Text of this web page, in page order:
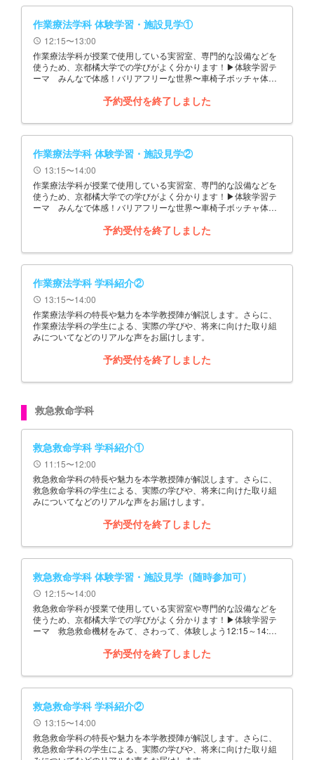
作業療法学科 体験学習・施設見学①
schedule 12:15〜13:00
作業療法学科が授業で使用している実習室、専門的な設備などを
使うため、京都橘大学での学びがよく分かります！▶体験学習テ
ーマ みんなで体感！バリアフリーな世界〜車椅子ボッチャ体験
予約受付を終了しました
作業療法学科 体験学習・施設見学②
schedule 13:15〜14:00
作業療法学科が授業で使用している実習室、専門的な設備などを
使うため、京都橘大学での学びがよく分かります！▶体験学習テ
ーマ みんなで体感！バリアフリーな世界〜車椅子ボッチャ体験
予約受付を終了しました
作業療法学科 学科紹介②
schedule 13:15〜14:00
作業療法学科の特長や魅力を本学教授陣が解説します。さらに、
作業療法学科の学生による、実際の学びや、将来に向けた取り組
みについてなどのリアルな声をお届けします。
予約受付を終了しました
救急救命学科
救急救命学科 学科紹介①
schedule 11:15〜12:00
救急救命学科の特長や魅力を本学教授陣が解説します。さらに、
救急救命学科の学生による、実際の学びや、将来に向けた取り組
みについてなどのリアルな声をお届けします。
予約受付を終了しました
救急救命学科 体験学習・施設見学（随時参加可）
schedule 12:15〜14:00
救急救命学科が授業で使用している実習室や専門的な設備などを
使うため、京都橘大学での学びがよく分かります！▶体験学習テ
ーマ 救急救命機材をみて、さわって、体験しよう12:15～14:00
予約受付を終了しました
救急救命学科 学科紹介②
schedule 13:15〜14:00
救急救命学科の特長や魅力を本学教授陣が解説します。さらに、
救急救命学科の学生による、実際の学びや、将来に向けた取り組